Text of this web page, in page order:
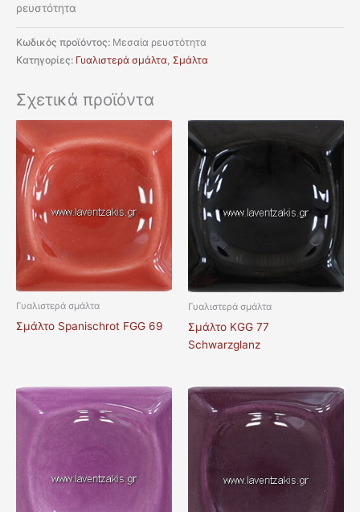
ρευστότητα
Κωδικός προϊόντος: Μεσαία ρευστότητα
Κατηγορίες: Γυαλιστερά σμάλτα Σμάλτα
Σχετικά προϊόντα
Γυαλιστερά σμάλτα
Σμάλτο Spanischrot FGG 69
Γυαλιστερά σμάλτα
Σμάλτο KGG 77
Schwarzglanz